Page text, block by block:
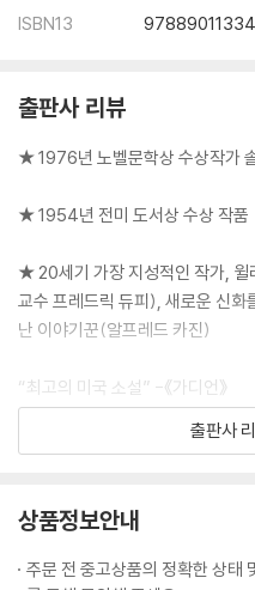
ISBN13
출판사 리뷰
★ 1976년 노벨문학상 수상작가
★ 1954년 전미 도서상 수상 작품
★ 20세기 가장 지성적인 작가, 윌
교수 프레드릭 듀피), 새로운 신화
난 이야기꾼(알프레드 카진)
“최고의 미국 소설” -《가디언》
“유쾌하다. 통쾌하다. 유머 가득한
“드물게 보는 중요한 작품, 그 오
세 번의 전미 도서상 수상자이자
출간
출판사
상품정보안내
주문 전 중고상품의 정확한 상태